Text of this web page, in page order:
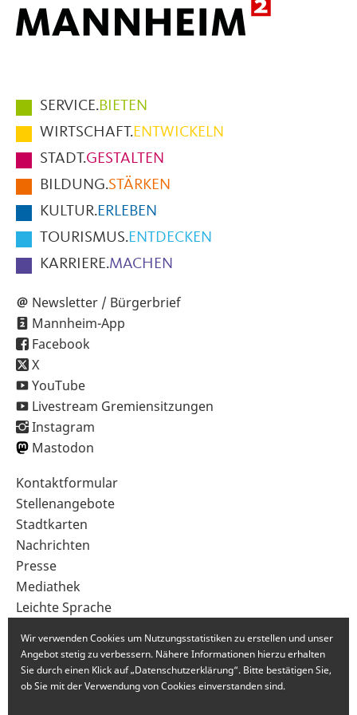
Hauptmenüpunkte
im
Fußbereich
der
Seite
SERVICE.BIETEN
WIRTSCHAFT.ENTWICKELN
STADT.GESTALTEN
BILDUNG.STÄRKEN
KULTUR.ERLEBEN
TOURISMUS.ENTDECKEN
KARRIERE.MACHEN
Newsletter / Bürgerbrief
Mannheim-App
Facebook
X
YouTube
Livestream Gremiensitzungen
Instagram
Mastodon
Sekundärnavigation
im
Fußbereich
Kontaktformular
Stellenangebote
Stadtkarten
Nachrichten
Presse
Mediathek
Leichte Sprache
Wir verwenden Cookies um Nutzungsstatistiken zu erstellen und unser
Angebot stetig zu verbessern. Nähere Informationen hierzu erhalten
Sie durch einen Klick auf „Datenschutzerklärung“. Bitte bestätigen Sie,
ob Sie mit der Verwendung von Cookies einverstanden sind.